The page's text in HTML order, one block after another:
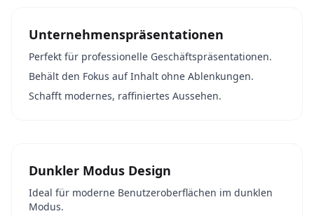
Unternehmenspräsentationen
Perfekt für professionelle Geschäftspräsentationen.
Behält den Fokus auf Inhalt ohne Ablenkungen.
Schafft modernes, raffiniertes Aussehen.
Dunkler Modus Design
Ideal für moderne Benutzeroberflächen im dunklen
Modus.